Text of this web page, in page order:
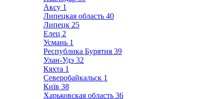
Аксу 1
Липецкая область 40
Липецк 25
Елец 2
Усмань 1
Республика Бурятия 39
Улан-Удэ 32
Кяхта 1
Северобайкальск 1
Київ 38
Харьковская область 36